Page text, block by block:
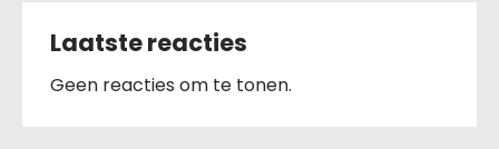
Laatste reacties
Geen reacties om te tonen.